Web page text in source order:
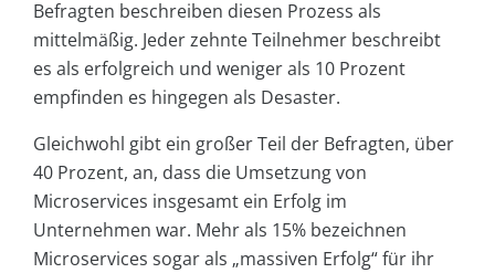
Befragten beschreiben diesen Prozess als
mittelmäßig. Jeder zehnte Teilnehmer beschreibt
es als erfolgreich und weniger als 10 Prozent
empfinden es hingegen als Desaster.
Gleichwohl gibt ein großer Teil der Befragten, über
40 Prozent, an, dass die Umsetzung von
Microservices insgesamt ein Erfolg im
Unternehmen war. Mehr als 15% bezeichnen
Microservices sogar als „massiven Erfolg“ für ihr